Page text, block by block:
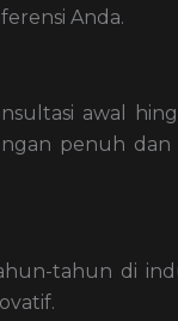
Anda.
awal
penuh dan
tahun di